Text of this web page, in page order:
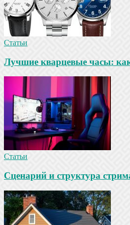
Статьи
Лучшие кварцевые часы:
Статьи
Сценарий и структура